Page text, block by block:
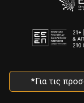
*Για τις